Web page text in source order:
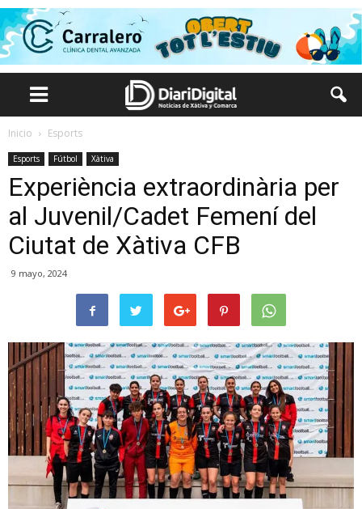
Inicio Esports
Esports Fútbol Xàtiva
Experiència extraordinària per
al Juvenil/Cadet Femení del
Ciutat de Xàtiva CFB
9 mayo, 2024